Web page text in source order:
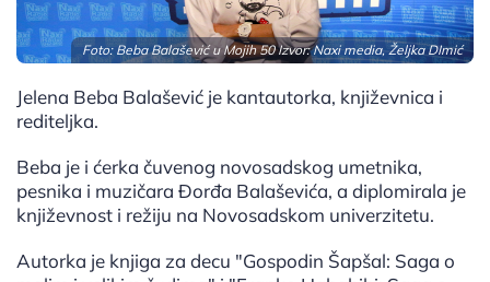
Foto: Beba Balašević u Mojih 50 Izvor: Naxi media, Željka DImić
Jelena Beba Balašević je kantautorka, književnica i
rediteljka.
Beba je i ćerka čuvenog novosadskog umetnika,
pesnika i muzičara Đorđa Balaševića, a diplomirala je
književnost i režiju na Novosadskom univerzitetu.
Autorka je knjiga za decu "Gospodin Šapšal: Saga o